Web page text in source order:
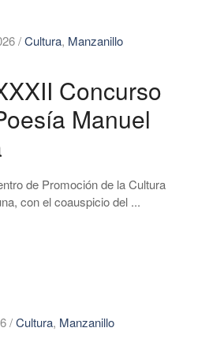
/Cultura, Manzanillo
Concurso
Manuel
de Promoción de la Cultura
con el coauspicio del ...
/Cultura, Manzanillo